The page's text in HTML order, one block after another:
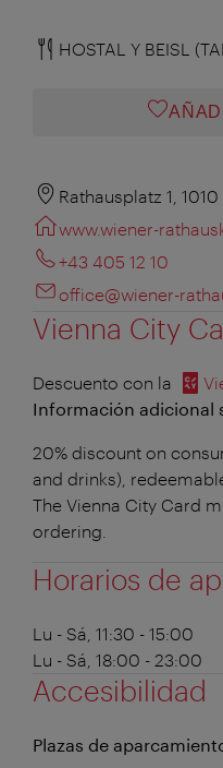
HOSTAL Y BEISL
Rathausplatz 1,
www.wiener-
+43 405 12 10
office@wiener-
Vienna City
Descuento con la
Información adicional
20% discount on
and drinks),
The Vienna City Card
ordering.
Horarios de
Lu - Sá, 11:30 - 15:00
Lu - Sá, 18:00 - 23:00
Accesibilidad
Plazas de